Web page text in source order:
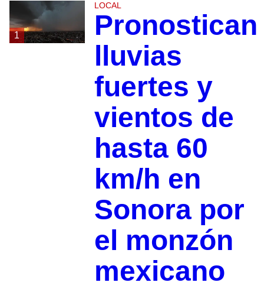
1
LOCAL
Pronostican
lluvias
fuertes y
vientos de
hasta 60
km/h en
Sonora por
el monzón
mexicano